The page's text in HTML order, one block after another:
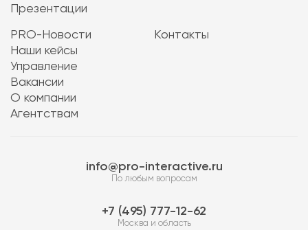
Презентации
PRO-Новости
Наши кейсы
Управление
Вакансии
О компании
Агентствам
Контакты
info@pro-interactive.ru
По любым вопросам
7 (495) 777-12-62
Москва и область